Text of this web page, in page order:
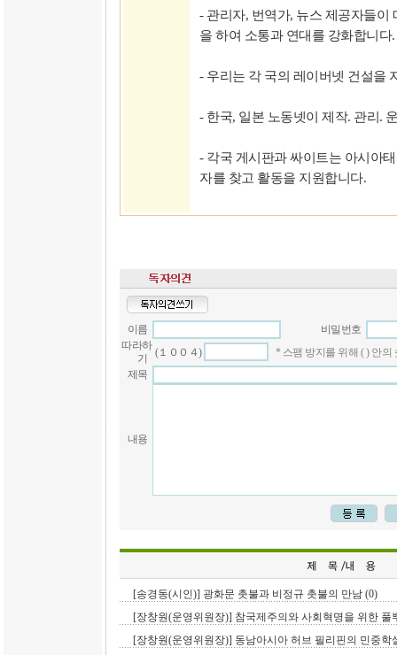
- 관리자, 번역가, 뉴스 제공자들이
을 하여 소통과 연대를 강화합니다.
- 우리는 각 국의 레이버넷 건설을
- 한국, 일본 노동넷이 제작. 관리.
- 각국 게시판과 싸이트는 아시아
자를 찾고 활동을 지원합니다.
이름
비밀번호
따라하
기
(１００４)
* 스팸 방지를 위해 ( ) 안
제목
내용
[송경동(시인)] 광화문 촛불과 비정규 촛불의 만남 (0)
[장창원(운영위원장)] 참국제주의와 사회혁명을 위한 풀
[장창원(운영위원장)] 동남아시아 허브 필리핀의 민중학